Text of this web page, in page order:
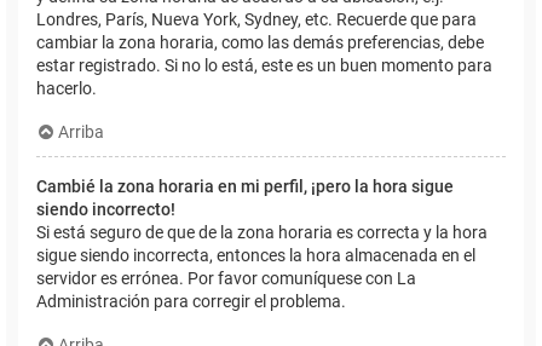
Londres, París, Nueva York, Sydney, etc. Recuerde que para
cambiar la zona horaria, como las demás preferencias, debe
estar registrado. Si no lo está, este es un buen momento para
hacerlo.
Arriba
Cambié la zona horaria en mi perfil, ¡pero la hora sigue
siendo incorrecto!
Si está seguro de que de la zona horaria es correcta y la hora
sigue siendo incorrecta, entonces la hora almacenada en el
servidor es errónea. Por favor comuníquese con La
Administración para corregir el problema.